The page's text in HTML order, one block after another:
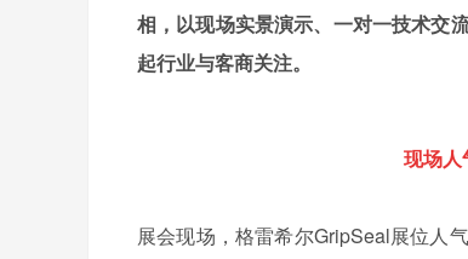
相，以现场实景演示、一对一技术交
起行业与客商关注。
现场
展会现场，格雷希尔GripSeal展位人